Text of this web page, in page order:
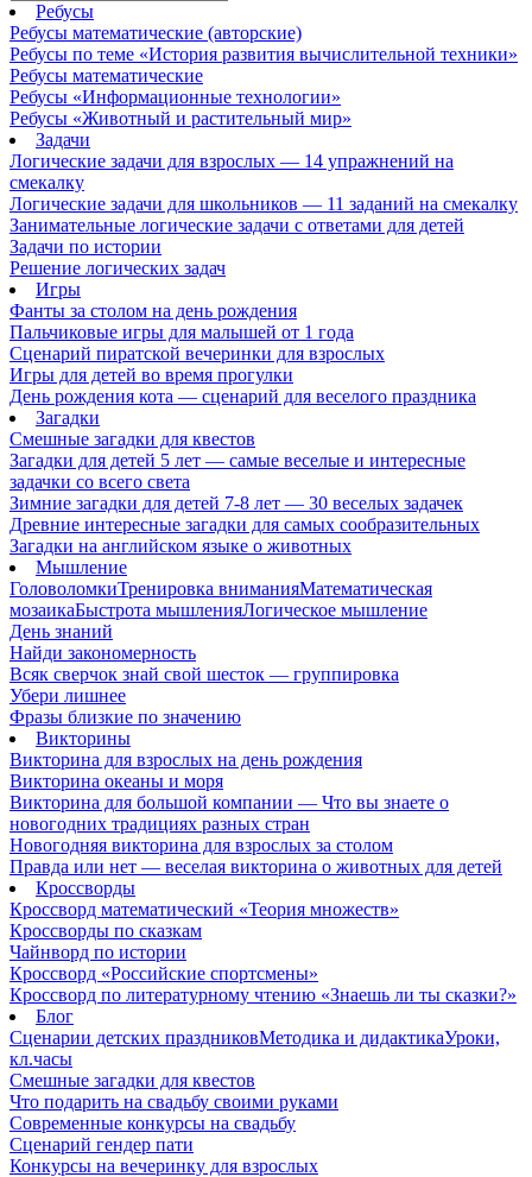
Ребусы
Ребусы математические (авторские)
Ребусы по теме «История развития вычислительной техники»
Ребусы математические
Ребусы «Информационные технологии»
Ребусы «Животный и растительный мир»
Задачи
Логические задачи для взрослых — 14 упражнений на
смекалку
Логические задачи для школьников — 11 заданий на смекалку
Занимательные логические задачи с ответами для детей
Задачи по истории
Решение логических задач
Игры
Фанты за столом на день рождения
Пальчиковые игры для малышей от 1 года
Сценарий пиратской вечеринки для взрослых
Игры для детей во время прогулки
День рождения кота — сценарий для веселого праздника
Загадки
Смешные загадки для квестов
Загадки для детей 5 лет — самые веселые и интересные
задачки со всего света
Зимние загадки для детей 7-8 лет — 30 веселых задачек
Древние интересные загадки для самых сообразительных
Загадки на английском языке о животных
Мышление
ГоловоломкиТренировка вниманияМатематическая
мозаикаБыстрота мышленияЛогическое мышление
День знаний
Найди закономерность
Всяк сверчок знай свой шесток — группировка
Убери лишнее
Фразы близкие по значению
Викторины
Викторина для взрослых на день рождения
Викторина океаны и моря
Викторина для большой компании — Что вы знаете о
новогодних традициях разных стран
Новогодняя викторина для взрослых за столом
Правда или нет — веселая викторина о животных для детей
Кроссворды
Кроссворд математический «Теория множеств»
Кроссворды по сказкам
Чайнворд по истории
Кроссворд «Российские спортсмены»
Кроссворд по литературному чтению «Знаешь ли ты сказки?»
Блог
Сценарии детских праздниковМетодика и дидактикаУроки,
кл.часы
Смешные загадки для квестов
Что подарить на свадьбу своими руками
Современные конкурсы на свадьбу
Сценарий гендер пати
Конкурсы на вечеринку для взрослых